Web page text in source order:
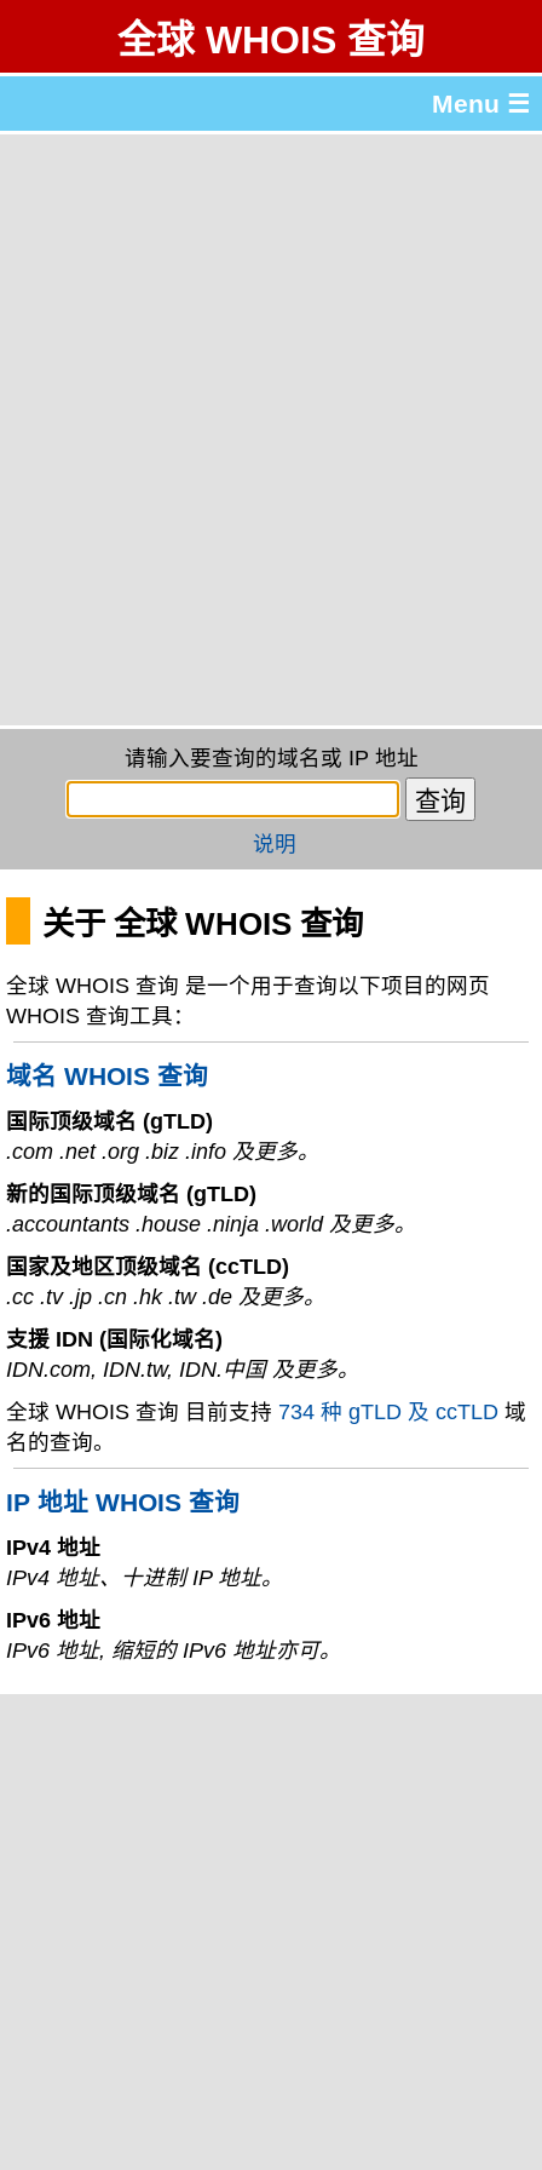
全球 WHOIS 查询
Menu ☰
请输入要查询的域名或 IP 地址
说明
关于 全球 WHOIS 查询
全球 WHOIS 查询 是一个用于查询以下项目的网页
WHOIS 查询工具：
域名 WHOIS 查询
国际顶级域名 (gTLD)
.com .net .org .biz .info 及更多。
新的国际顶级域名 (gTLD)
.accountants .house .ninja .world 及更多。
国家及地区顶级域名 (ccTLD)
.cc .tv .jp .cn .hk .tw .de 及更多。
支援 IDN (国际化域名)
IDN.com, IDN.tw, IDN.中国 及更多。
全球 WHOIS 查询 目前支持 734 种 gTLD 及 ccTLD 域
名的查询。
IP 地址 WHOIS 查询
IPv4 地址
IPv4 地址、十进制 IP 地址。
IPv6 地址
IPv6 地址, 缩短的 IPv6 地址亦可。